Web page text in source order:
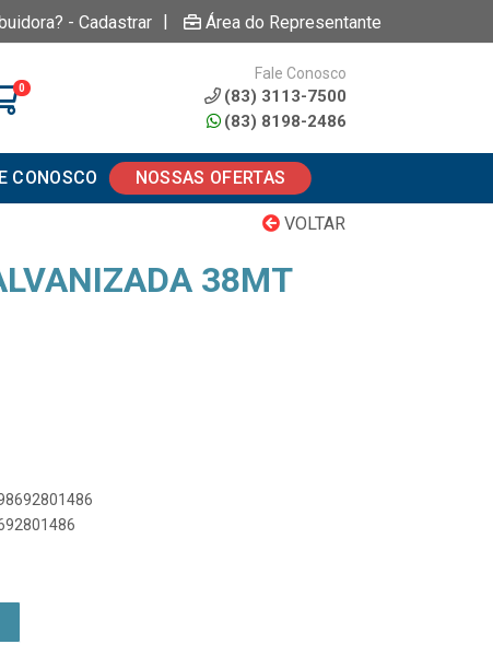
- Cadastrar | Área do Representante
0
Fale Conosco
(83) 3113-7500
(83) 8198-2486
CONOSCO NOSSAS OFERTAS
VOLTAR
38MT